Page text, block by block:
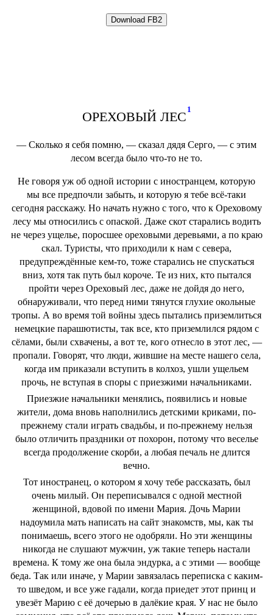
ОРЕХОВЫЙ ЛЕС 1
― Сколько я себя помню, ― сказал дядя Серго, ― с этим
лесом всегда было что-то не то.
Не говоря уж об одной истории с иностранцем, которую
мы все предпочли забыть, и которую я тебе всё-таки
сегодня расскажу. Но начать нужно с того, что к Ореховому
лесу мы относились с опаской. Даже скот старались водить
не через ущелье, поросшее ореховыми деревьями, а по краю
скал. Туристы, что приходили к нам с севера,
предупреждённые кем-то, тоже старались не спускаться
вниз, хотя так путь был короче. Те из них, кто пытался
пройти через Ореховый лес, даже не дойдя до него,
обнаруживали, что перед ними тянутся глухие окольные
тропы. А во время той войны здесь пытались приземлиться
немецкие парашютисты, так все, кто приземлился рядом с
сёлами, были схвачены, а вот те, кого отнесло в этот лес, ―
пропали. Говорят, что люди, жившие на месте нашего села,
когда им приказали вступить в колхоз, ушли ущельем
прочь, не вступая в споры с приезжими начальниками.
Приезжие начальники менялись, появились и новые
жители, дома вновь наполнились детскими криками, по-
прежнему стали играть свадьбы, и по-прежнему нельзя
было отличить праздники от похорон, потому что веселье
всегда продолжение скорби, а любая печаль не длится
вечно.
Тот иностранец, о котором я хочу тебе рассказать, был
очень милый. Он переписывался с одной местной
женщиной, вдовой по имени Мария. Дочь Марии
надоумила мать написать на сайт знакомств, мы, как ты
понимаешь, всего этого не одобряли. Но эти женщины
никогда не слушают мужчин, уж такие теперь настали
времена. К тому же она была эндурка, а с этими ― вообще
беда. Так или иначе, у Марии завязалась переписка с каким-
то шведом, и все уже гадали, когда приедет этот принц и
увезёт Марию с её дочерью в далёкие края. У нас не было